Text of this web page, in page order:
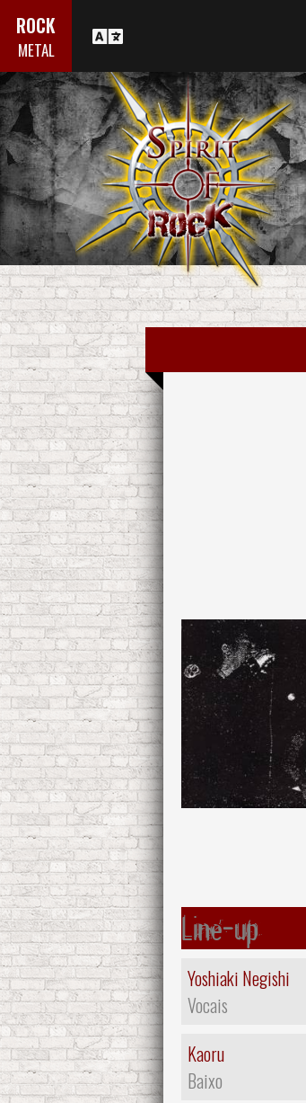
ROCK
METAL
Line-up
Yoshiaki Negishi
Vocais
Kaoru
Baixo